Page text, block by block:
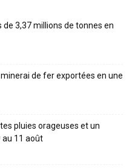
de 3,37 millions de tonnes en
de fer exportées en une
pluies orageuses et un
au 11 août